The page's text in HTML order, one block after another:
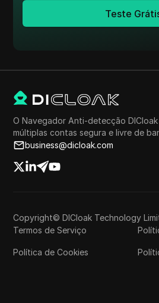
Teste
O Navegador Anti-detecção
múltiplas contas segura e livre de
business@dicloak.com
Copyright© DICloak Technology
Termos de Serviço
Política de Cookies